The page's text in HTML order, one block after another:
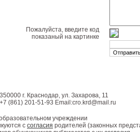
Пожалуйста, введите код
показаный на картинке
350000 г. Краснодар, ул. Захарова, 11
+7 (861) 201-51-93 Email:cro.krd@mail.ru
учреждении
с согласия родителей (законных